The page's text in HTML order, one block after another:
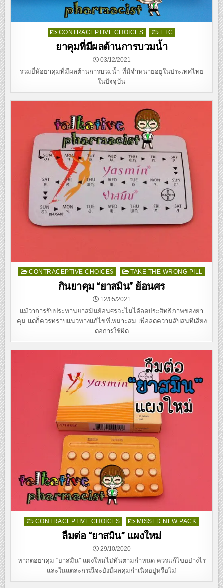
PostedCONTRACEPTIVE CHOICES ETC
ยาคุมที่มีผลต้านการบวมน้ำ
03/12/2021
รวมยี่ห้อยาคุมที่มีผลต้านการบวมน้ำ ที่มีจำหน่ายอยู่ในประเทศไทย
ในปัจจุบัน
PostedCONTRACEPTIVE CHOICES TAKE THE WRONG PILL
กินยาคุม “ยาสมิน” ย้อนศร
12/05/2021
แม้ว่าการรับประทานยาสมินย้อนศรจะไม่ได้ลดประสิทธิภาพของยา
คุม แต่ก็ควรทราบแนวทางแก้ไขที่เหมาะสม เพื่อลดความสับสนที่เสี่ยง
ต่อการใช้ผิด
PostedCONTRACEPTIVE CHOICES MISSED NEW PACK
ลืมต่อ “ยาสมิน” แผงใหม่
29/10/2020
หากต่อยาคุม “ยาสมิน” แผงใหม่ไม่ทันตามกำหนด ควรแก้ไขอย่างไร
และในแต่ละกรณีจะยังมีผลคุมกำเนิดอยู่หรือไม่